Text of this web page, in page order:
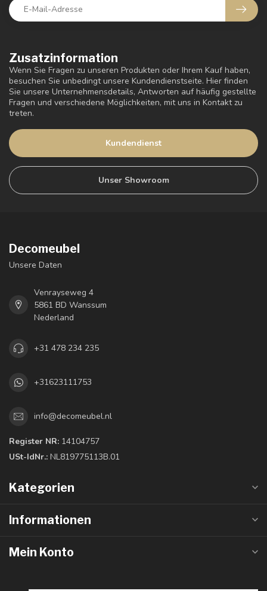
Zusatzinformation
Wenn Sie Fragen zu unseren Produkten oder Ihrem Kauf haben,
besuchen Sie unbedingt unsere Kundendienstseite. Hier finden
Sie unsere Unternehmensdetails, Antworten auf häufig gestellte
Fragen und verschiedene Möglichkeiten, mit uns in Kontakt zu
treten.
Kundendienst
Unser Showroom
Decomeubel
Unsere Daten
Venrayseweg 4
5861 BD Wanssum
Nederland
+31 478 234 235
+31623111753
info@decomeubel.nl
Register NR: 14104757
USt-IdNr.: NL819775113B.01
Kategorien
Informationen
Mein Konto